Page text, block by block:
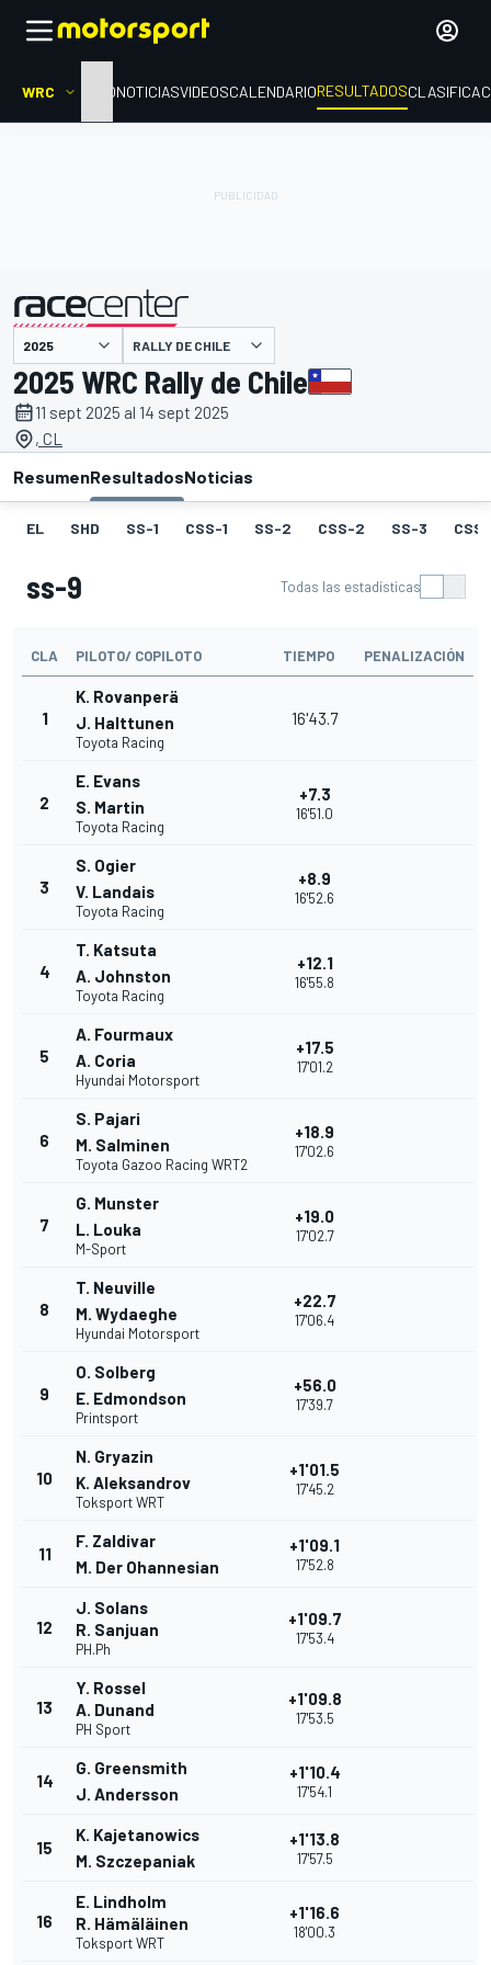
WRC INICIONOTICIASVIDEOSCALENDARIORESULTADOS
presentado por RALLY DE CHILE
2025 WRC Rally de Chile
11 sept 2025 al 14 sept 2025
, CL
ResumenResultadosNoticias
EL SHD SS-1 CSS-1 SS-2 CSS-2 SS-3
ss-9 Todas las estadísticas
CLA PILOTO/ COPILOTO TIEMPO PENALIZACIÓN
1
K. Rovanperä
J. Halttunen
Toyota Racing
16'43.7
2
E. Evans
S. Martin
Toyota Racing
+7.3
16'51.0
3
S. Ogier
V. Landais
Toyota Racing
+8.9
16'52.6
4
T. Katsuta
A. Johnston
Toyota Racing
+12.1
16'55.8
5
A. Fourmaux
A. Coria
Hyundai Motorsport
+17.5
17'01.2
6
S. Pajari
M. Salminen
Toyota Gazoo Racing WRT2
+18.9
17'02.6
7
G. Munster
L. Louka
M-Sport
+19.0
17'02.7
8
T. Neuville
M. Wydaeghe
Hyundai Motorsport
+22.7
17'06.4
9
O. Solberg
E. Edmondson
Printsport
+56.0
17'39.7
10
N. Gryazin
K. Aleksandrov
Toksport WRT
+1'01.5
17'45.2
11
F. Zaldivar
M. Der Ohannesian
+1'09.1
17'52.8
12
J. Solans
R. Sanjuan
PH.Ph
+1'09.7
17'53.4
13
Y. Rossel
A. Dunand
PH Sport
+1'09.8
17'53.5
14
G. Greensmith
J. Andersson
+1'10.4
17'54.1
15
K. Kajetanowics
M. Szczepaniak
+1'13.8
17'57.5
16
E. Lindholm
R. Hämäläinen
Toksport WRT
+1'16.6
18'00.3